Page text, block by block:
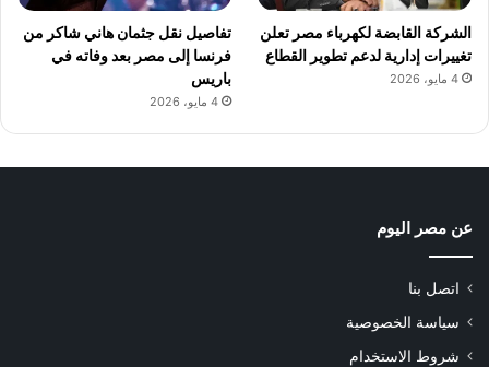
الشركة القابضة لكهرباء مصر تعلن
تغييرات إدارية لدعم تطوير القطاع
4 مايو، 2026
تفاصيل نقل جثمان هاني شاكر من
فرنسا إلى مصر بعد وفاته في
باريس
4 مايو، 2026
عن مصر اليوم
اتصل بنا
سياسة الخصوصية
شروط الاستخدام